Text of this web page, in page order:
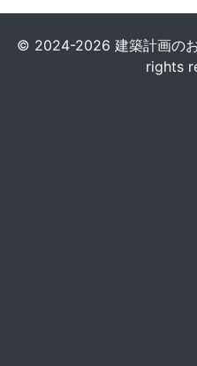
© 2024-2026 建築計画の
rights